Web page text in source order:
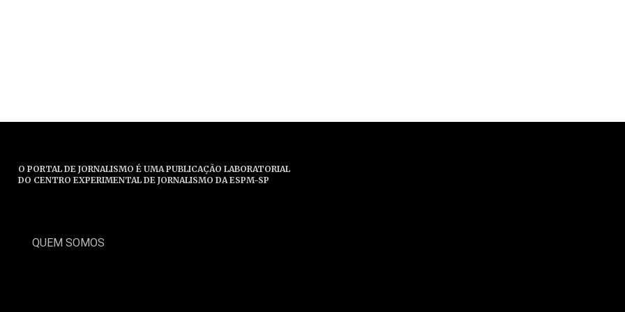
O PORTAL DE JORNALISMO É UMA PUBLICAÇÃO LABORATORIAL
DO CENTRO EXPERIMENTAL DE JORNALISMO DA ESPM-SP
QUEM SOMOS